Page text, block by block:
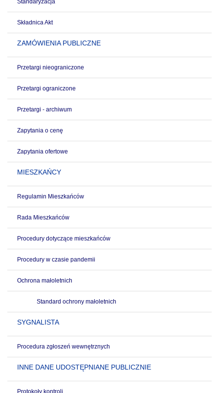
Standaryzacja
Składnica Akt
ZAMÓWIENIA PUBLICZNE
Przetargi nieograniczone
Przetargi ograniczone
Przetargi - archiwum
Zapytania o cenę
Zapytania ofertowe
MIESZKAŃCY
Regulamin Mieszkańców
Rada Mieszkańców
Procedury dotyczące mieszkańców
Procedury w czasie pandemii
Ochrona małoletnich
Standard ochrony małoletnich
SYGNALISTA
Procedura zgłoszeń wewnętrznych
INNE DANE UDOSTĘPNIANE PUBLICZNIE
Protokoły kontroli